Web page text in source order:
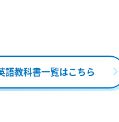
語教科書一覧はこちら